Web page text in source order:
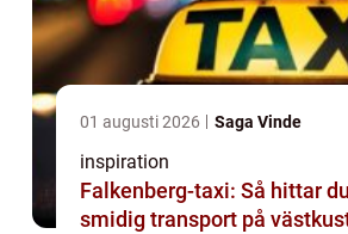
01 augusti 2026 Saga Vinde
inspiration
Falkenberg-taxi: Så hittar
smidig transport på